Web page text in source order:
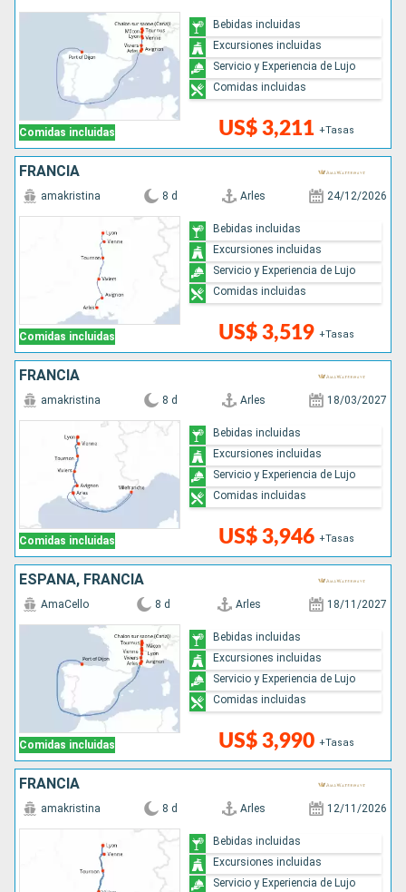
Comidas incluidas US$ 3,211 +Tasas
Bebidas incluidas
Excursiones incluidas
Servicio y Experiencia de Lujo
Comidas incluidas
FRANCIA
Comidas incluidas
amakristina 8 d Arles 24/12/2026
US$ 3,519 +Tasas
Bebidas incluidas
Excursiones incluidas
Servicio y Experiencia de Lujo
Comidas incluidas
FRANCIA
Comidas incluidas
amakristina 8 d Arles 18/03/2027
US$ 3,946 +Tasas
Bebidas incluidas
Excursiones incluidas
Servicio y Experiencia de Lujo
Comidas incluidas
ESPAÑA, FRANCIA
Comidas incluidas
AmaCello 8 d Arles 18/11/2027
US$ 3,990 +Tasas
Bebidas incluidas
Excursiones incluidas
Servicio y Experiencia de Lujo
Comidas incluidas
FRANCIA
amakristina 8 d Arles 12/11/2026
Bebidas incluidas
Excursiones incluidas
Servicio y Experiencia de Lujo